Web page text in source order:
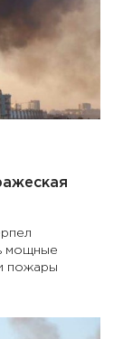
мощные
пожары